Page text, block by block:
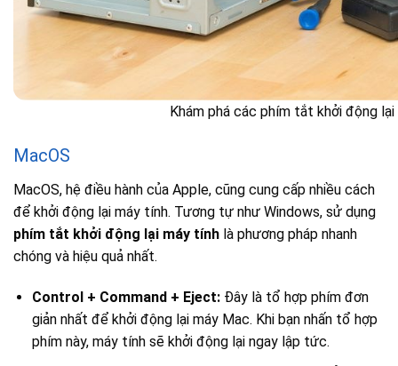
Khám phá các phím tắt khởi động
MacOS
MacOS, hệ điều hành của Apple, cũng cung cấp nhiều cách
để khởi động lại máy tính. Tương tự như Windows, sử dụng
phím tắt khởi động lại máy tính là phương pháp nhanh
chóng và hiệu quả nhất.
Control + Command + Eject:Đây là tổ hợp phím đơn
giản nhất để khởi động lại máy Mac. Khi bạn nhấn tổ hợp
phím này, máy tính sẽ khởi động lại ngay lập tức.